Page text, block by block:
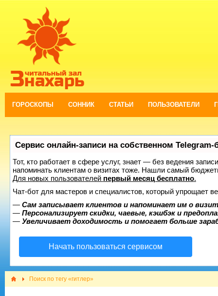
ГОРОСКОПЫ СОННИК СТАТЬИ ПОЛЬЗОВАТЕЛИ
Сервис онлайн-записи на собственном Telegram-
Тот, кто работает в сфере услуг, знает — без ведения
напоминать клиентам о визитах тоже. Нашли самый
Для новых пользователей первый месяц бесплатно.
Чат-бот для мастеров и специалистов, который упрощает
— Сам записывает клиентов и напоминает им о
— Персонализирует скидки, чаевые, кэшбэк и
— Увеличивает доходимость и помогает больше
Начать пользоваться сервисом
Поиск по тегу «гитлер»